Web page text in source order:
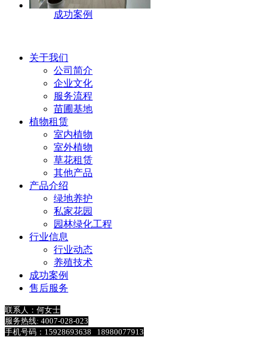
成功案例
关于我们
公司简介
企业文化
服务流程
苗圃基地
植物租赁
室内植物
室外植物
草花租赁
其他产品
产品介绍
绿地养护
私家花园
园林绿化工程
行业信息
行业动态
养殖技术
成功案例
售后服务
联系人：何女士
服务热线: 4007-028-023
手机号码：15928693638 18980077913